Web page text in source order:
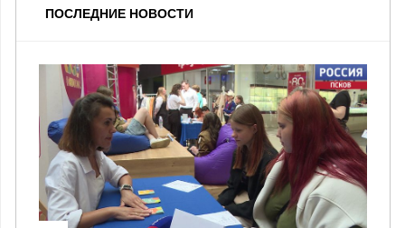
ПОСЛЕДНИЕ НОВОСТИ